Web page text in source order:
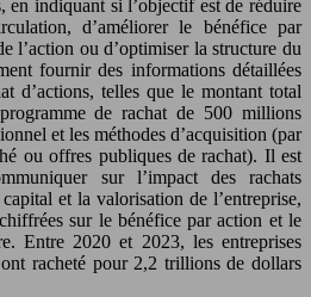
en indiquant si l’objectif est de réduire
d’améliorer le bénéfice par
l’action ou d’optimiser la structure du
fournir des informations détaillées
d’actions, telles que le montant total
de rachat de 500 millions
et les méthodes d’acquisition (par
ou offres publiques de rachat). Il est
sur l’impact des rachats
et la valorisation de l’entreprise,
sur le bénéfice par action et le
Entre 2020 et 2023, les entreprises
racheté pour 2,2 trillions de dollars